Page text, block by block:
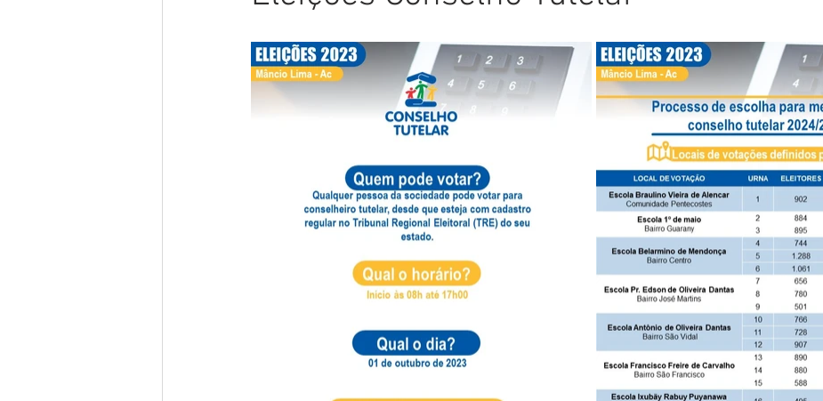
Datas Comemorativas POSSE Institucional e Governo Homenagem Meio Ambiente e
Licitações Carnaval Administração e Planejamento Cidadania